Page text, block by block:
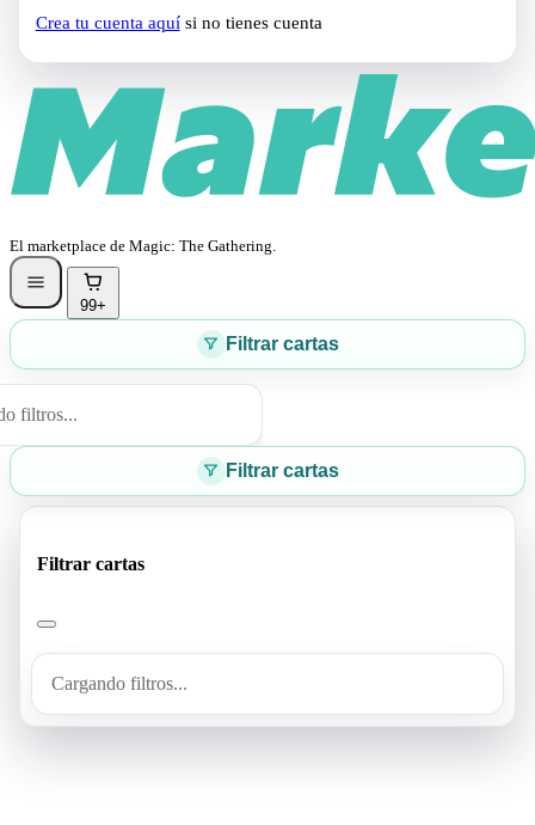
Crea tu cuenta aquísi no tienes cuenta
El marketplace de Magic: The Gathering.
99+
Filtrar cartas
filtros...
Filtrar cartas
Filtrar cartas
Cargando filtros...